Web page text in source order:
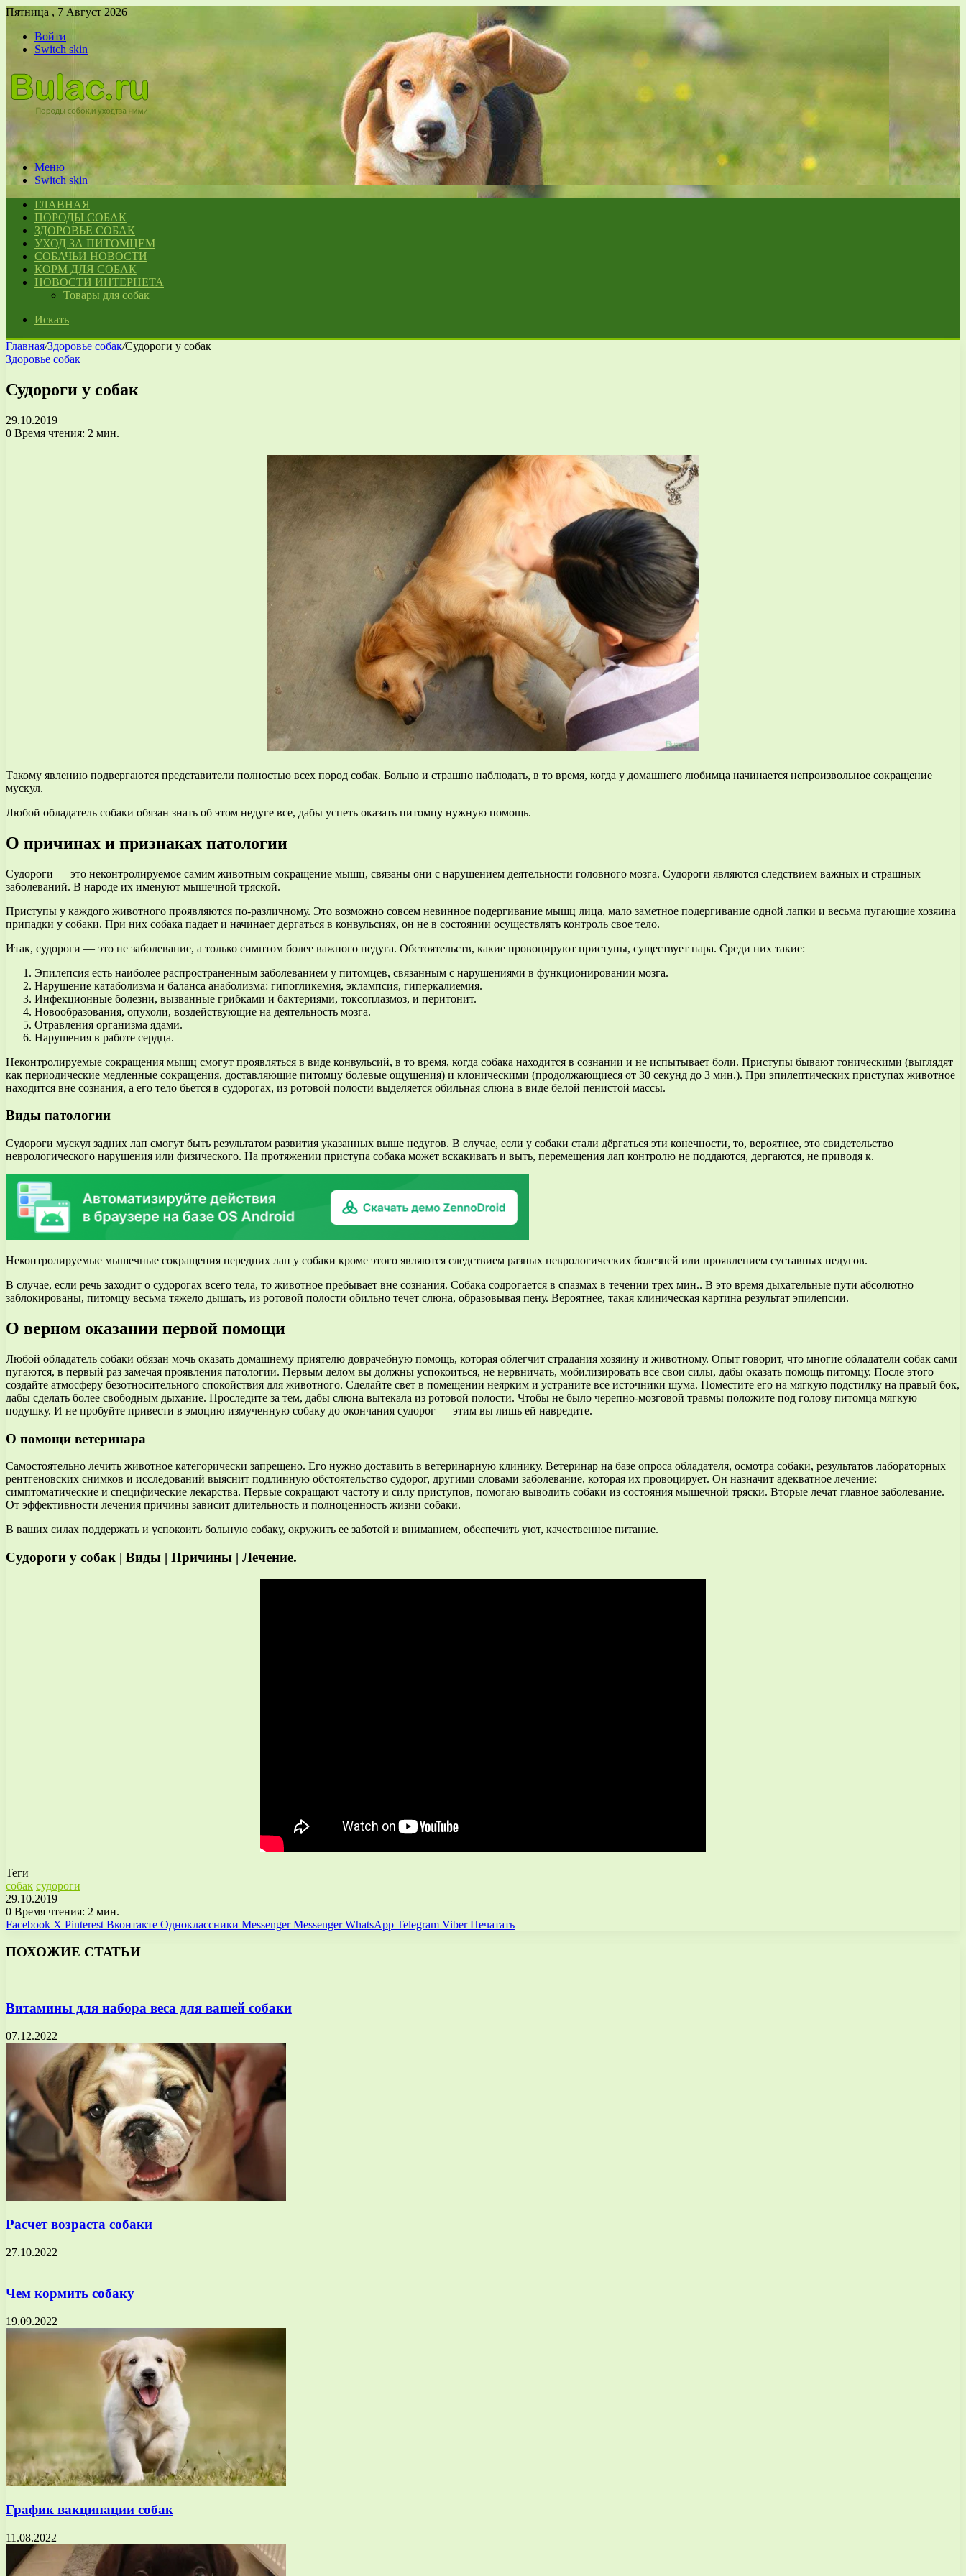
Пятница , 7 Август 2026
Войти
Switch skin
Меню
Switch skin
ГЛАВНАЯ
ПОРОДЫ СОБАК
ЗДОРОВЬЕ СОБАК
УХОД ЗА ПИТОМЦЕМ
СОБАЧЬИ НОВОСТИ
КОРМ ДЛЯ СОБАК
НОВОСТИ ИНТЕРНЕТА
Товары для собак
Искать
Главная/Здоровье собак/Судороги у собак
Здоровье собак
Судороги у собак
29.10.2019
0 Время чтения: 2 мин.
Такому явлению подвергаются представители полностью всех пород собак. Больно и страшно наблюдать, в то время, когда у домашнего любимца начинается непроизвольное сокращение
мускул.
Любой обладатель собаки обязан знать об этом недуге все, дабы успеть оказать питомцу нужную помощь.
О причинах и признаках патологии
Судороги — это неконтролируемое самим животным сокращение мышц, связаны они с нарушением деятельности головного мозга. Судороги являются следствием важных и страшных
заболеваний. В народе их именуют мышечной тряской.
Приступы у каждого животного проявляются по-различному. Это возможно совсем невинное подергивание мышц лица, мало заметное подергивание одной лапки и весьма пугающие хозяина
припадки у собаки. При них собака падает и начинает дергаться в конвульсиях, он не в состоянии осуществлять контроль свое тело.
Итак, судороги — это не заболевание, а только симптом более важного недуга. Обстоятельств, какие провоцируют приступы, существует пара. Среди них такие:
Эпилепсия есть наиболее распространенным заболеванием у питомцев, связанным с нарушениями в функционировании мозга.
Нарушение катаболизма и баланса анаболизма: гипогликемия, эклампсия, гиперкалиемия.
Инфекционные болезни, вызванные грибками и бактериями, токсоплазмоз, и перитонит.
Новообразования, опухоли, воздействующие на деятельность мозга.
Отравления организма ядами.
Нарушения в работе сердца.
Неконтролируемые сокращения мышц смогут проявляться в виде конвульсий, в то время, когда собака находится в сознании и не испытывает боли. Приступы бывают тоническими (выглядят
как периодические медленные сокращения, доставляющие питомцу болевые ощущения) и клоническими (продолжающиеся от 30 секунд до 3 мин.). При эпилептических приступах животное
находится вне сознания, а его тело бьется в судорогах, из ротовой полости выделяется обильная слюна в виде белой пенистой массы.
Виды патологии
Судороги мускул задних лап смогут быть результатом развития указанных выше недугов. В случае, если у собаки стали дёргаться эти конечности, то, вероятнее, это свидетельство
неврологического нарушения или физического. На протяжении приступа собака может вскакивать и выть, перемещения лап контролю не поддаются, дергаются, не приводя к.
Неконтролируемые мышечные сокращения передних лап у собаки кроме этого являются следствием разных неврологических болезней или проявлением суставных недугов.
В случае, если речь заходит о судорогах всего тела, то животное пребывает вне сознания. Собака содрогается в спазмах в течении трех мин.. В это время дыхательные пути абсолютно
заблокированы, питомцу весьма тяжело дышать, из ротовой полости обильно течет слюна, образовывая пену. Вероятнее, такая клиническая картина результат эпилепсии.
О верном оказании первой помощи
Любой обладатель собаки обязан мочь оказать домашнему приятелю доврачебную помощь, которая облегчит страдания хозяину и животному. Опыт говорит, что многие обладатели собак сами
пугаются, в первый раз замечая проявления патологии. Первым делом вы должны успокоиться, не нервничать, мобилизировать все свои силы, дабы оказать помощь питомцу. После этого
создайте атмосферу безотносительного спокойствия для животного. Сделайте свет в помещении неярким и устраните все источники шума. Поместите его на мягкую подстилку на правый бок,
дабы сделать более свободным дыхание. Проследите за тем, дабы слюна вытекала из ротовой полости. Чтобы не было черепно-мозговой травмы положите под голову питомца мягкую
подушку. И не пробуйте привести в эмоцию измученную собаку до окончания судорог — этим вы лишь ей навредите.
О помощи ветеринара
Самостоятельно лечить животное категорически запрещено. Его нужно доставить в ветеринарную клинику. Ветеринар на базе опроса обладателя, осмотра собаки, результатов лабораторных
рентгеновских снимков и исследований выяснит подлинную обстоятельство судорог, другими словами заболевание, которая их провоцирует. Он назначит адекватное лечение:
симптоматические и специфические лекарства. Первые сокращают частоту и силу приступов, помогаю выводить собаки из состояния мышечной тряски. Вторые лечат главное заболевание.
От эффективности лечения причины зависит длительность и полноценность жизни собаки.
В ваших силах поддержать и успокоить больную собаку, окружить ее заботой и вниманием, обеспечить уют, качественное питание.
Судороги у собак | Виды | Причины | Лечение.
Теги
собак судороги
29.10.2019
0 Время чтения: 2 мин.
Facebook X Pinterest Вконтакте Одноклассники Messenger Messenger WhatsApp Telegram Viber Печатать
ПОХОЖИЕ СТАТЬИ
Витамины для набора веса для вашей собаки
07.12.2022
Расчет возраста собаки
27.10.2022
Чем кормить собаку
19.09.2022
График вакцинации собак
11.08.2022